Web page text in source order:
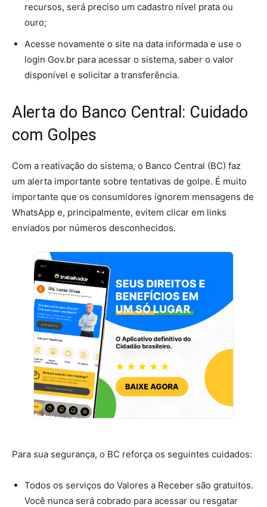
recursos, será preciso um cadastro nível prata ou
ouro;
Acesse novamente o site na data informada e use o
login Gov.br para acessar o sistema, saber o valor
disponível e solicitar a transferência.
Alerta do Banco Central: Cuidado
com Golpes
Com a reativação do sistema, o Banco Central (BC) faz
um alerta importante sobre tentativas de golpe. É muito
importante que os consumidores ignorem mensagens de
WhatsApp e, principalmente, evitem clicar em links
enviados por números desconhecidos.
Para sua segurança, o BC reforça os seguintes cuidados:
Todos os serviços do Valores a Receber são gratuitos.
Você nunca será cobrado para acessar ou resgatar